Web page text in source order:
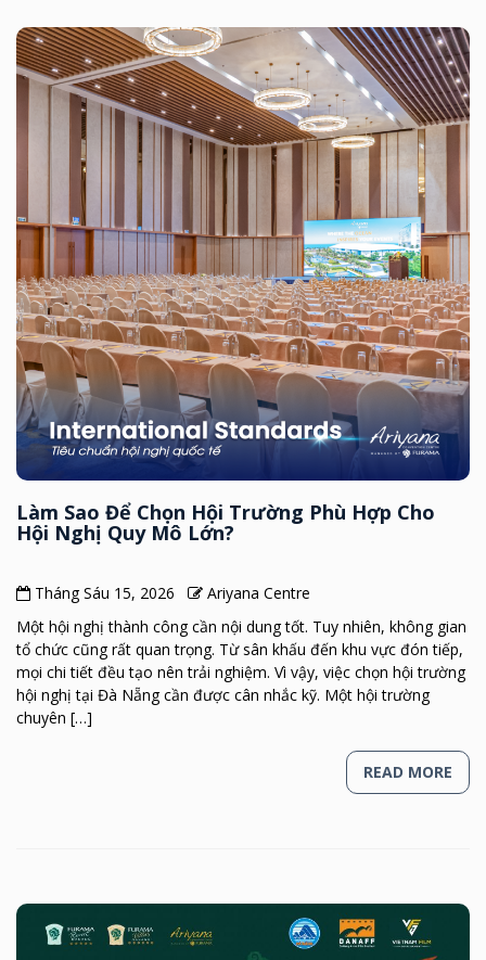
Làm Sao Để Chọn Hội Trường Phù Hợp Cho
Hội Nghị Quy Mô Lớn?
Tháng Sáu 15, 2026
Ariyana Centre
Một hội nghị thành công cần nội dung tốt. Tuy nhiên, không gian
tổ chức cũng rất quan trọng. Từ sân khấu đến khu vực đón tiếp,
mọi chi tiết đều tạo nên trải nghiệm. Vì vậy, việc chọn hội trường
hội nghị tại Đà Nẵng cần được cân nhắc kỹ. Một hội trường
chuyên […]
READ MORE